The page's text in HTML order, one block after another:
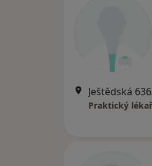
Ještědská
Praktický